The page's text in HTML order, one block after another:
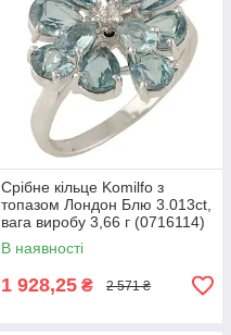
Срібне кільце Komilfo з
топазом Лондон Блю 3.013ct,
вага виробу 3,66 г (0716114)
17 розмір
В наявності
1 928,25 ₴ 2 571 ₴